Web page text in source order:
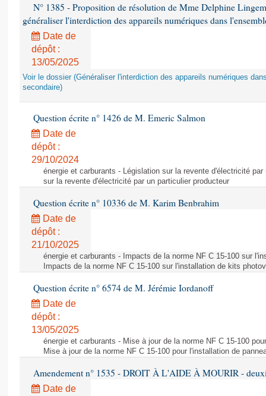
N° 1385 - Proposition de résolution de Mme Delphine
généraliser l'interdiction des appareils numériques dans
Date de
dépôt :
13/05/2025
Voir le dossier (Généraliser l'interdiction des appareils numériques
secondaire)
Question écrite n° 1426 de M. Emeric Salmon
Date de
dépôt :
29/10/2024
énergie et carburants - Législation sur la revente d'électricité
sur la revente d'électricité par un particulier producteur
Question écrite n° 10336 de M. Karim Benbrahim
Date de
dépôt :
21/10/2025
énergie et carburants - Impacts de la norme NF C 15-100 sur
Impacts de la norme NF C 15-100 sur l'installation de kits
Question écrite n° 6574 de M. Jérémie Iordanoff
Date de
dépôt :
13/05/2025
énergie et carburants - Mise à jour de la norme NF C 15-100
Mise à jour de la norme NF C 15-100 pour l'installation de
Amendement n° 1535 - DROIT À L'AIDE À MOURIR -
Date de